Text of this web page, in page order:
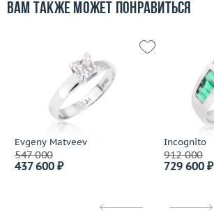
Вам также может понравиться
Evgeny Matveev
547 000
437 600 ₽
Incognito
912 000
729 600 ₽